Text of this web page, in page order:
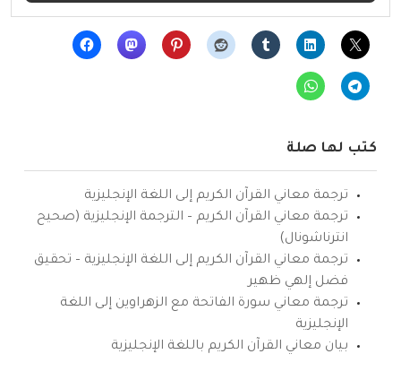
كتب لها صلة
ترجمة معاني القرآن الكريم إلى اللغة الإنجليزية
ترجمة معاني القرآن الكريم – الترجمة الإنجليزية (صحيح
انترناشونال)
ترجمة معاني القرآن الكريم إلى اللغة الإنجليزية – تحقيق
فضل إلهي ظهير
ترجمة معاني سورة الفاتحة مع الزهراوين إلى اللغة
الإنجليزية
بيان معاني القرآن الكريم باللغة الإنجليزية